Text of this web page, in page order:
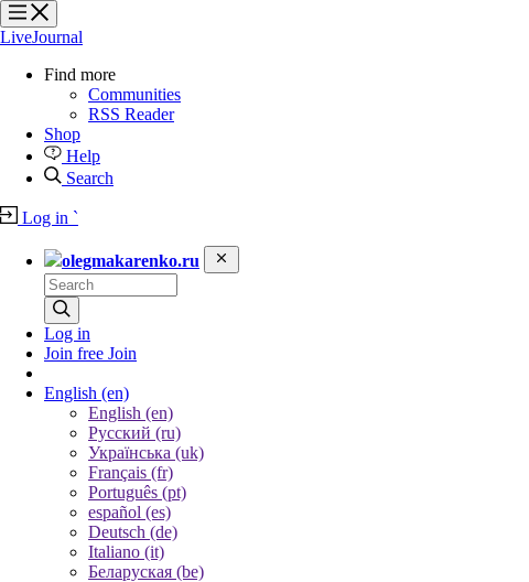
?
?
?
?
LiveJournal
Find more
Communities
RSS Reader
Shop
Help
Search
Log in `
olegmakarenko.ru
Log in
Join free Join
English (en)
English (en)
Русский (ru)
Українська (uk)
Français (fr)
Português (pt)
español (es)
Deutsch (de)
Italiano (it)
Беларуская (be)